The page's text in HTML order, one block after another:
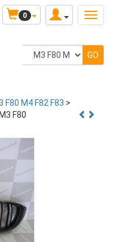
0
F80 M4 F82 F83 >
F80